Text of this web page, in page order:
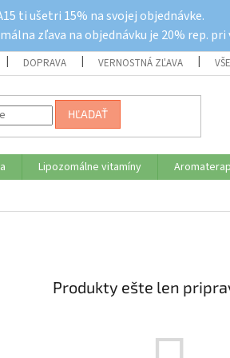
ti ušetri 15% na svojej objednávke.
zľava na objednávku je 20% rep. pri
DOPRAVA VERNOSTNÁ ZĽAVA
HĽADAŤ
Lipozomálne vitamíny
Produkty ešte len